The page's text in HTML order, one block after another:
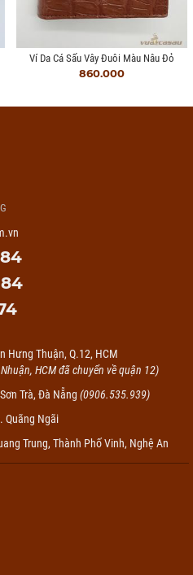
Ví Da Cá Sấu Vây Đuôi Màu Nâu Đỏ
860.000
Hưng Thuận, Q.12, HCM
HCM đã chuyển về quận 12)
Trà, Đà Nẵng (0906.535.939)
Quãng Ngãi
Trung, Thành Phố Vinh, Nghệ An